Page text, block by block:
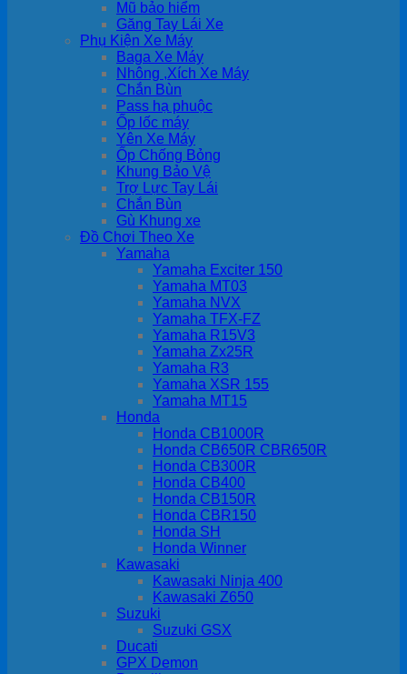
Mũ bảo hiểm
Găng Tay Lái Xe
Phụ Kiện Xe Máy
Baga Xe Máy
Nhông ,Xích Xe Máy
Chắn Bùn
Pass hạ phuộc
Ốp lốc máy
Yên Xe Máy
Ốp Chống Bỏng
Khung Bảo Vệ
Trợ Lực Tay Lái
Chắn Bùn
Gù Khung xe
Đồ Chơi Theo Xe
Yamaha
Yamaha Exciter 150
Yamaha MT03
Yamaha NVX
Yamaha TFX-FZ
Yamaha R15V3
Yamaha Zx25R
Yamaha R3
Yamaha XSR 155
Yamaha MT15
Honda
Honda CB1000R
Honda CB650R CBR650R
Honda CB300R
Honda CB400
Honda CB150R
Honda CBR150
Honda SH
Honda Winner
Kawasaki
Kawasaki Ninja 400
Kawasaki Z650
Suzuki
Suzuki GSX
Ducati
GPX Demon